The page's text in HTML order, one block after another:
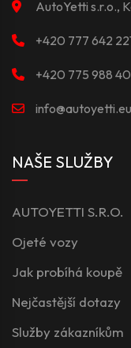
AutoYetti s.r.o.,
+420 777 642
+420 775 988
info@autoyetti.eu
NAŠE SLUŽBY
AUTOYETTI S.R.O.
Ojeté vozy
Jak probíhá koupě
Nejčastější dotazy
Služby zákazníkům